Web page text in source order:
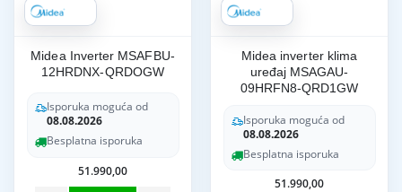
Midea Inverter MSAFBU-
12HRDNX-QRDOGW
Isporuka moguća od
08.08.2026
Besplatna isporuka
51.990,00
Midea inverter klima
uređaj MSAGAU-
09HRFN8-QRD1GW
Isporuka moguća od
08.08.2026
Besplatna isporuka
51.990,00